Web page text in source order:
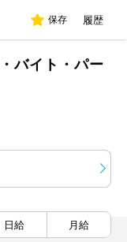
保存 履歴
バイト・パー
日給 月給